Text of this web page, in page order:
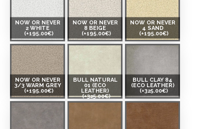
NOW OR NEVER
2 WHITE
(+195.00€)
NOW OR NEVER
8 BEIGE
(+195.00€)
NOW OR NEVER
4 SAND
(+195.00€)
NOW OR NEVER
3/3 WARM GREY
(+195.00€)
BULL NATURAL
01 (ECO
LEATHER)
(+325.00€)
BULL CLAY 84
(ECO LEATHER)
(+325.00€)